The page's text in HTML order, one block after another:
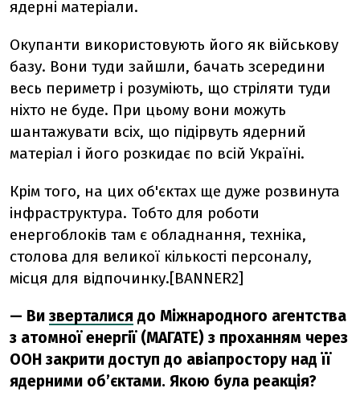
ядерні матеріали.
Окупанти використовують його як військову
базу. Вони туди зайшли, бачать зсередини
весь периметр і розуміють, що стріляти туди
ніхто не буде. При цьому вони можуть
шантажувати всіх, що підірвуть ядерний
матеріал і його розкидає по всій Україні.
Крім того, на цих об'єктах ще дуже розвинута
інфраструктура. Тобто для роботи
енергоблоків там є обладнання, техніка,
столова для великої кількості персоналу,
місця для відпочинку.[BANNER2]
— Ви зверталися до Міжнародного агентства
з атомної енергії (МАГАТЕ) з проханням через
ООН закрити доступ до авіапростору над її
ядерними об’єктами. Якою була реакція?